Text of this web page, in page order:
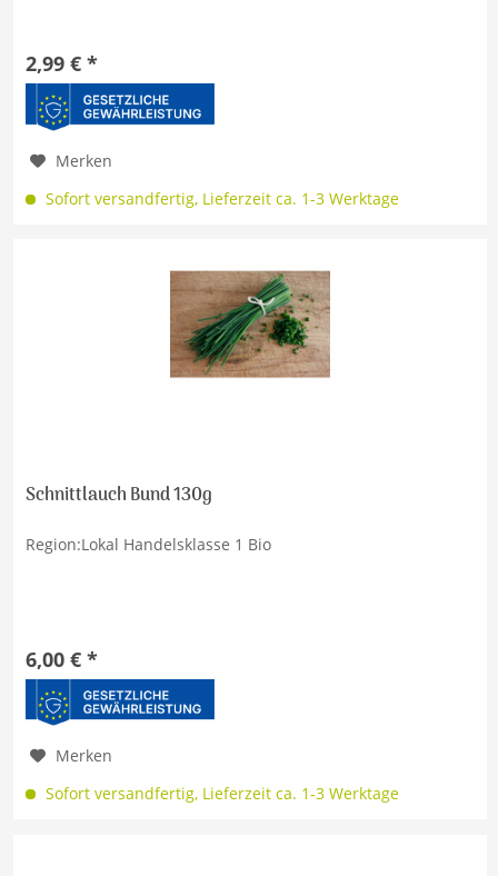
2,99 € *
Merken
Sofort versandfertig, Lieferzeit ca. 1-3 Werktage
Schnittlauch Bund 130g
Region:Lokal Handelsklasse 1 Bio
6,00 € *
Merken
Sofort versandfertig, Lieferzeit ca. 1-3 Werktage